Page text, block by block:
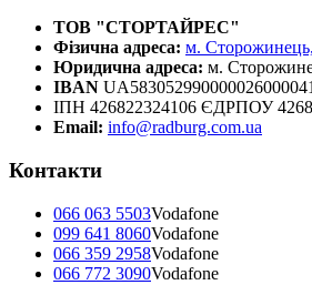
ТОВ "СТОРТАЙРЕС"
Фізична адреса: м.
Юридична адреса: м.
IBAN
ІПН 426822324106 ЄДРПОУ
Email: info@radburg.com.ua
Контакти
066 063 5503Vodafone
099 641 8060Vodafone
066 359 2958Vodafone
066 772 3090Vodafone